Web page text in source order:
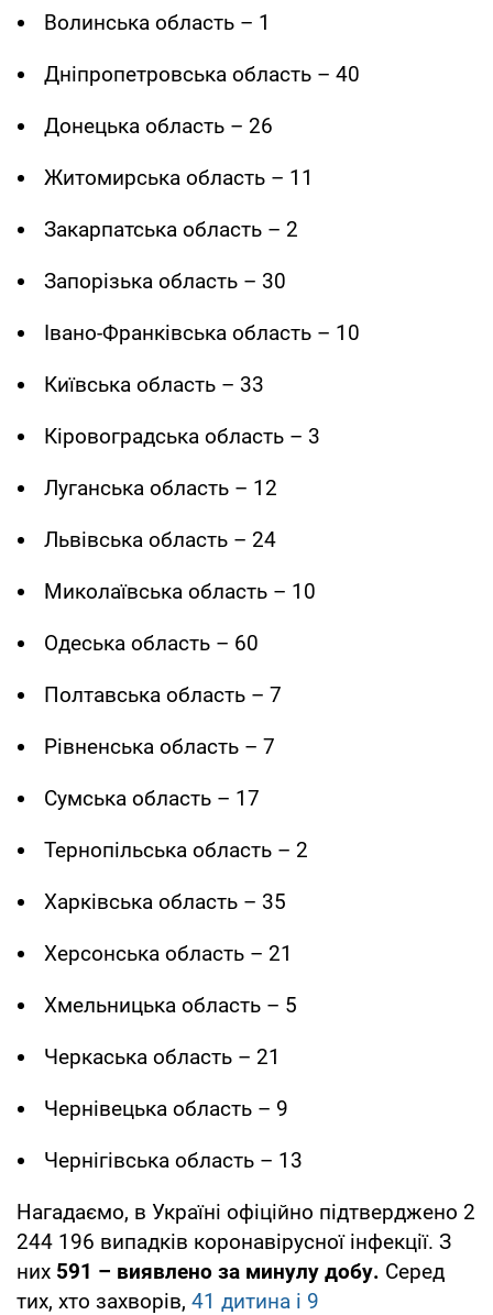
Волинська область – 1
Дніпропетровська область – 40
Донецька область – 26
Житомирська область – 11
Закарпатська область – 2
Запорізька область – 30
Івано-Франківська область – 10
Київська область – 33
Кіровоградська область – 3
Луганська область – 12
Львівська область – 24
Миколаївська область – 10
Одеська область – 60
Полтавська область – 7
Рівненська область – 7
Сумська область – 17
Тернопільська область – 2
Харківська область – 35
Херсонська область – 21
Хмельницька область – 5
Черкаська область – 21
Чернівецька область – 9
Чернігівська область – 13
Нагадаємо, в Україні офіційно підтверджено 2
244 196 випадків коронавірусної інфекції. З
них 591 – виявлено за минулу добу. Серед
тих, хто захворів, 41 дитина і 9